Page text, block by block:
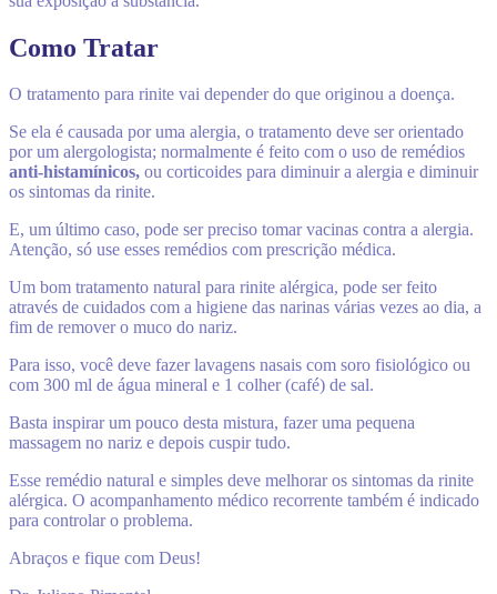
Como Tratar
O tratamento para rinite vai depender do que originou a doença.
Se ela é causada por uma alergia, o tratamento deve ser orientado
por um alergologista; normalmente é feito com o uso de remédios
anti-histamínicos, ou corticoides para diminuir a alergia e diminuir
os sintomas da rinite.
E, um último caso, pode ser preciso tomar vacinas contra a alergia.
Atenção, só use esses remédios com prescrição médica.
Um bom tratamento natural para rinite alérgica, pode ser feito
através de cuidados com a higiene das narinas várias vezes ao dia, a
fim de remover o muco do nariz.
Para isso, você deve fazer lavagens nasais com soro fisiológico ou
com 300 ml de água mineral e 1 colher (café) de sal.
Basta inspirar um pouco desta mistura, fazer uma pequena
massagem no nariz e depois cuspir tudo.
Esse remédio natural e simples deve melhorar os sintomas da rinite
alérgica. O acompanhamento médico recorrente também é indicado
para controlar o problema.
Abraços e fique com Deus!